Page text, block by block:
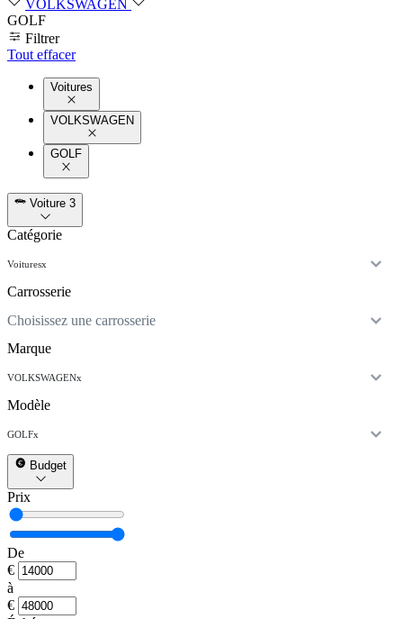
VOLKSWAGEN
GOLF
Filtrer
Tout effacer
Voitures
VOLKSWAGEN
GOLF
Voiture 3
Catégorie
Voituresx
Carrosserie
Choisissez une carrosserie
Marque
VOLKSWAGENx
Modèle
GOLFx
Budget
Prix
De
€
à
€